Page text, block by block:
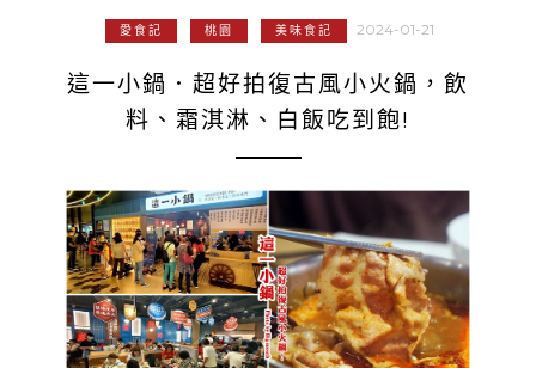
愛食記 桃園 美味食記 2024-01-21
這一小鍋．超好拍復古風小火鍋，飲
料、霜淇淋、白飯吃到飽!